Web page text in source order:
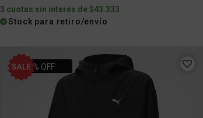
3 cuotas sin interés de $43.333
Stock para retiro/envío
30% OFF